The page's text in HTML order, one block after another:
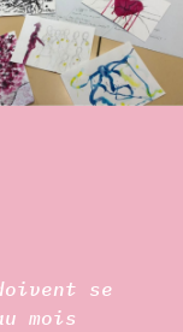
se
mois